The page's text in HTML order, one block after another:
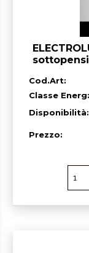
Cod.Art:
Classe Energ:
Disponibilità:
Prezzo: